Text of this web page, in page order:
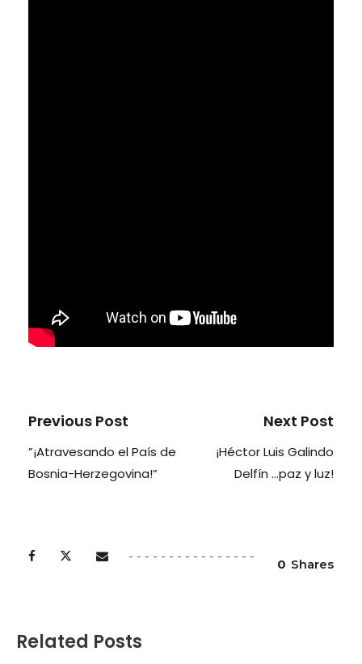
Previous Post
”¡Atravesando el País de
Bosnia-Herzegovina!”
Next Post
¡Héctor Luis Galindo
Delfín …paz y luz!
0 Shares
Related Posts